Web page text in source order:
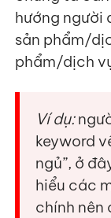
hướng người
sản phẩm/
phẩm/dịch
Ví dụ:
keyword
ngủ”, ở
hiểu các
chính nên